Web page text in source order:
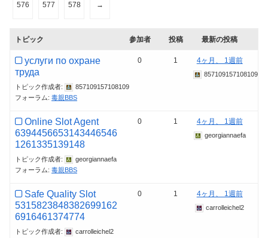
576 577 578 →
トピック 参加者 投稿 最新の投稿
услуги по охране
труда
トピック作成者:
857109157108109
フォーラム: 毒親BBS
0 1 4ヶ月、 1週前
857109157108109
Online Slot Agent
6394456653143446546
1261335139148
トピック作成者:
georgiannaefa
フォーラム: 毒親BBS
0 1 4ヶ月、 1週前
georgiannaefa
Safe Quality Slot
5315823848382699162
6916461374774
トピック作成者:
carrolleichel2
0 1 4ヶ月、 1週前
carrolleichel2